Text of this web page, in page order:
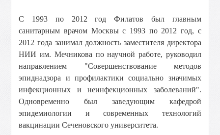
С 1993 по 2012 год Филатов был главным
санитарным врачом Москвы с 1993 по 2012 год, с
2012 года занимал должность заместителя директора
НИИ им. Мечникова по научной работе, руководил
направлением "Совершенствование методов
эпиднадзора и профилактики социально значимых
инфекционных и неинфекционных заболеваний".
Одновременно был заведующим кафедрой
эпидемиологии и современных технологий
вакцинации Сеченовского университета.